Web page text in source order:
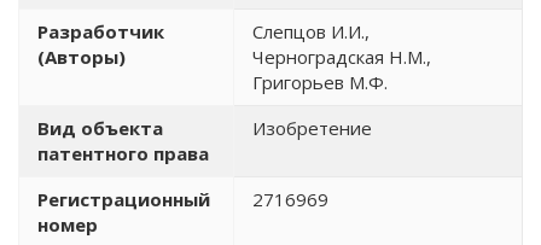
Разработчик
(Авторы)
Слепцов И.И.,
Черноградская Н.М.,
Григорьев М.Ф.
Вид объекта
патентного права
Изобретение
Регистрационный
номер
2716969